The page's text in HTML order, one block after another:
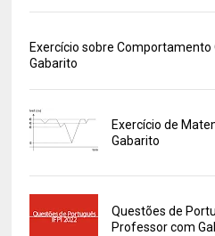
Exercício sobre
Gabarito
Exercício de
Gabarito
Questões de
Professor com